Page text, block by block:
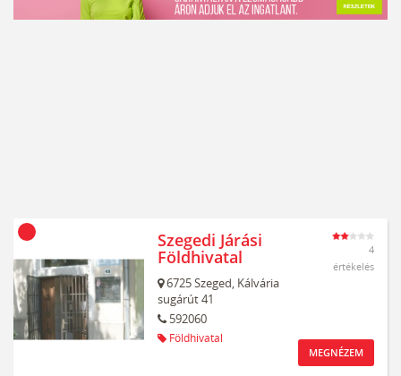
Szegedi Járási
Földhivatal
6725Szeged, Kálvária
sugárút 41
592060
Földhivatal
4
értékelés
MEGNÉZEM